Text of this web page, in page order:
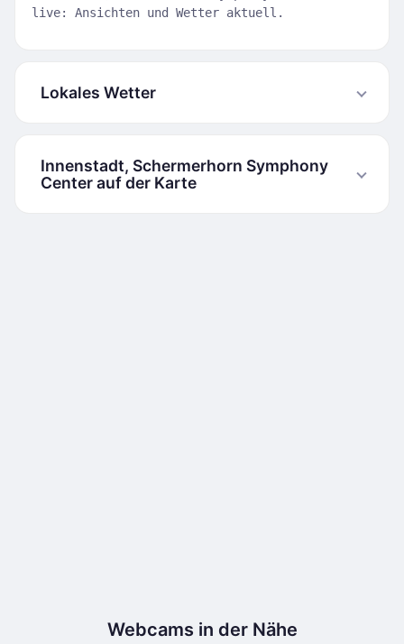
live: Ansichten und Wetter aktuell.
Lokales Wetter
Innenstadt, Schermerhorn Symphony
Center auf der Karte
Webcams in der Nähe